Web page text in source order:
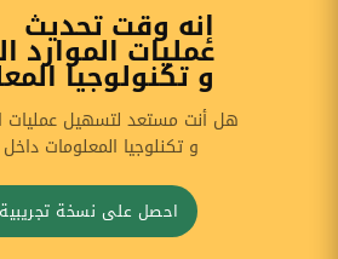
إنه وقت تحديث
عمليات الموارد
و تكنولوجيا
هل أنت مستعد لتسهيل عمليات
و تكنلوجيا المعلومات
احصل على نسخة تجريبية